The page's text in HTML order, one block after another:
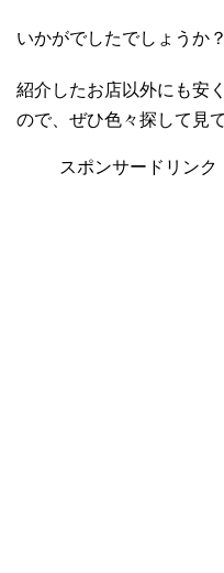
いかがでしたでしょうか？
紹介したお店以外にも安
ので、ぜひ色々探して見
スポンサードリンク